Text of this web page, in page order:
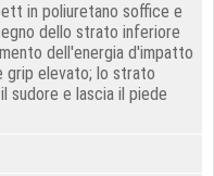
in poliuretano soffice e
dello strato inferiore
dell'energia d'impatto
grip elevato; lo strato
sudore e lascia il piede